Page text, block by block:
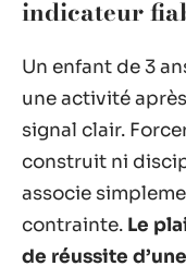
indicateur
Un enfant de 3
une activité
signal clair.
construit ni
associe
contrainte. Le
de réussite